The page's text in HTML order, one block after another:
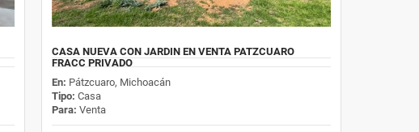
CASA NUEVA CON JARDIN EN VENTA PATZCUARO
FRACC PRIVADO
En: Pátzcuaro, Michoacán
Tipo: Casa
Para: Venta